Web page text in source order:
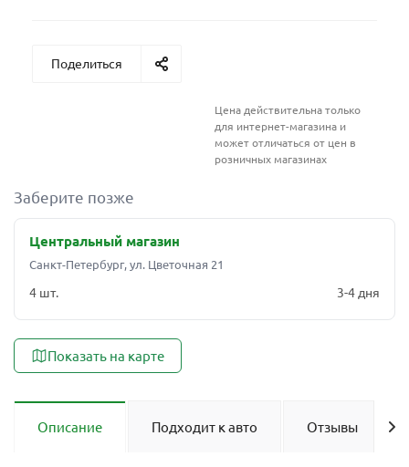
Поделиться
Цена действительна только
для интернет-магазина и
может отличаться от цен в
розничных магазинах
Заберите позже
Центральный магазин
Санкт-Петербург, ул. Цветочная 21
4 шт. 3-4 дня
Показать на карте
Описание Подходит к авто Отзывы